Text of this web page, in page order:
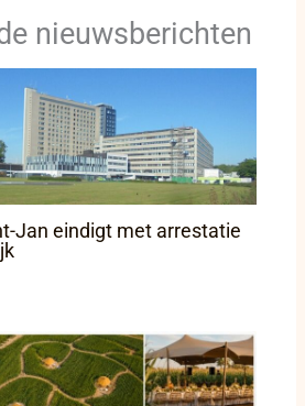
nieuwsberichten
Jan eindigt met arrestatie